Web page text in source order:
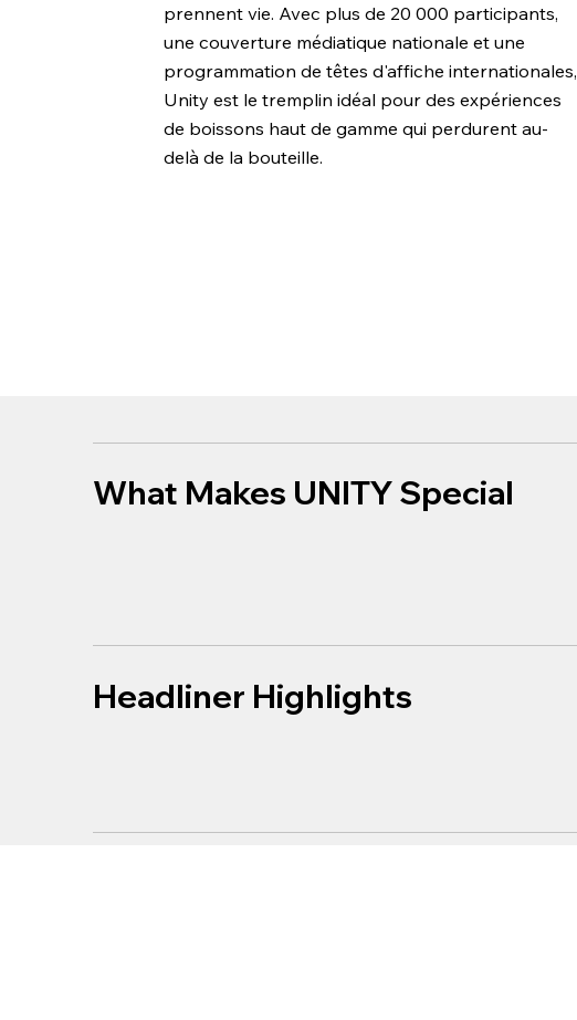
prennent vie. Avec plus de 20 000 participants,
une couverture médiatique nationale et une
programmation de têtes d'affiche internationales,
Unity est le tremplin idéal pour des expériences
de boissons haut de gamme qui perdurent au-
delà de la bouteille.
What Makes UNITY Special
Headliner Highlights